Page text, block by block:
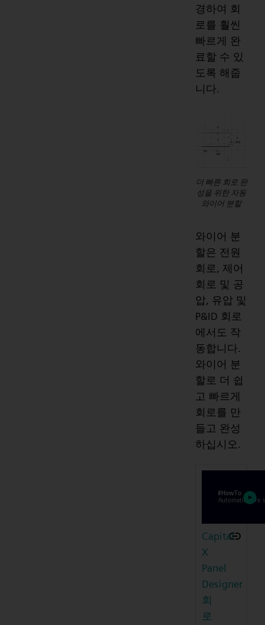
경하여 회
로를 훨씬
빠르게 완
료할 수 있
도록 해줍
니다.
더 빠른 회로 완
성을 위한 자동
와이어 분할
와이어 분
할은 전원
회로, 제어
회로 및 공
압, 유압 및
P&ID 회로
에서도 작
동합니다.
와이어 분
할로 더 쉽
고 빠르게
회로를 만
들고 완성
하십시오.
Capital
X
Panel
Designer
회
로